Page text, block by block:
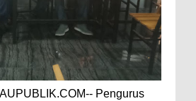
Pengurus